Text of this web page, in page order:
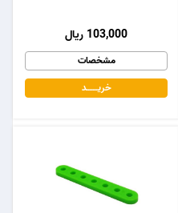
103,000 ریال
مشخصات
خریـــــــد